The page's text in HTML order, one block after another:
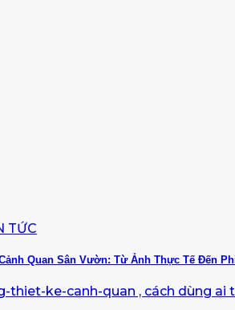
TỨC
Quan Sân Vườn: Từ Ảnh Thực Tế Đến
thiet-ke-canh-quan , cách dùng ai